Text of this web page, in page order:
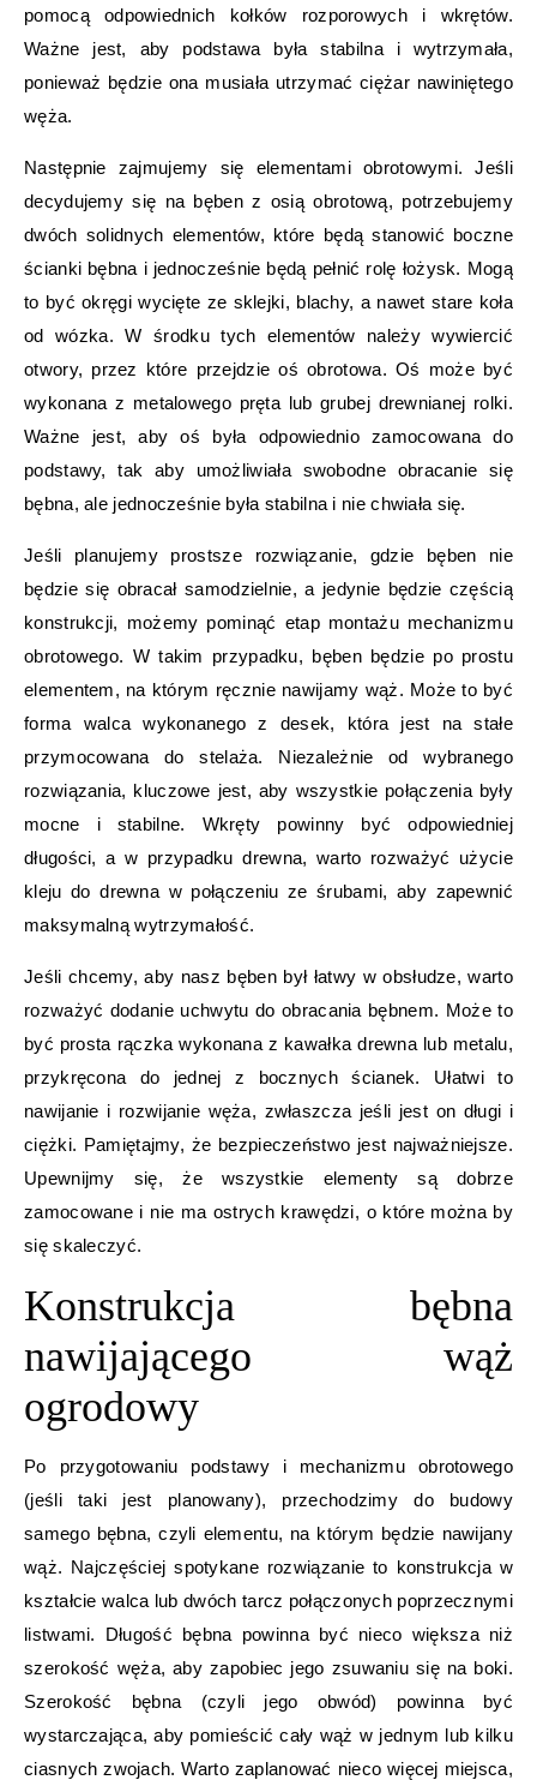
pomocą odpowiednich kołków rozporowych i wkrętów.
Ważne jest, aby podstawa była stabilna i wytrzymała,
ponieważ będzie ona musiała utrzymać ciężar nawiniętego
węża.
Następnie zajmujemy się elementami obrotowymi. Jeśli
decydujemy się na bęben z osią obrotową, potrzebujemy
dwóch solidnych elementów, które będą stanowić boczne
ścianki bębna i jednocześnie będą pełnić rolę łożysk. Mogą
to być okręgi wycięte ze sklejki, blachy, a nawet stare koła
od wózka. W środku tych elementów należy wywiercić
otwory, przez które przejdzie oś obrotowa. Oś może być
wykonana z metalowego pręta lub grubej drewnianej rolki.
Ważne jest, aby oś była odpowiednio zamocowana do
podstawy, tak aby umożliwiała swobodne obracanie się
bębna, ale jednocześnie była stabilna i nie chwiała się.
Jeśli planujemy prostsze rozwiązanie, gdzie bęben nie
będzie się obracał samodzielnie, a jedynie będzie częścią
konstrukcji, możemy pominąć etap montażu mechanizmu
obrotowego. W takim przypadku, bęben będzie po prostu
elementem, na którym ręcznie nawijamy wąż. Może to być
forma walca wykonanego z desek, która jest na stałe
przymocowana do stelaża. Niezależnie od wybranego
rozwiązania, kluczowe jest, aby wszystkie połączenia były
mocne i stabilne. Wkręty powinny być odpowiedniej
długości, a w przypadku drewna, warto rozważyć użycie
kleju do drewna w połączeniu ze śrubami, aby zapewnić
maksymalną wytrzymałość.
Jeśli chcemy, aby nasz bęben był łatwy w obsłudze, warto
rozważyć dodanie uchwytu do obracania bębnem. Może to
być prosta rączka wykonana z kawałka drewna lub metalu,
przykręcona do jednej z bocznych ścianek. Ułatwi to
nawijanie i rozwijanie węża, zwłaszcza jeśli jest on długi i
ciężki. Pamiętajmy, że bezpieczeństwo jest najważniejsze.
Upewnijmy się, że wszystkie elementy są dobrze
zamocowane i nie ma ostrych krawędzi, o które można by
się skaleczyć.
Konstrukcja bębna
nawijającego wąż
ogrodowy
Po przygotowaniu podstawy i mechanizmu obrotowego
(jeśli taki jest planowany), przechodzimy do budowy
samego bębna, czyli elementu, na którym będzie nawijany
wąż. Najczęściej spotykane rozwiązanie to konstrukcja w
kształcie walca lub dwóch tarcz połączonych poprzecznymi
listwami. Długość bębna powinna być nieco większa niż
szerokość węża, aby zapobiec jego zsuwaniu się na boki.
Szerokość bębna (czyli jego obwód) powinna być
wystarczająca, aby pomieścić cały wąż w jednym lub kilku
ciasnych zwojach. Warto zaplanować nieco więcej miejsca,